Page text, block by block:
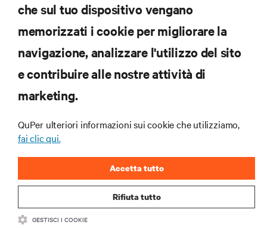
che sul tuo dispositivo vengano
memorizzati i cookie per migliorare la
navigazione, analizzare l'utilizzo del sito
e contribuire alle nostre attività di
marketing.
QuPer ulteriori informazioni sui cookie che utilizziamo,
fai clic qui.
Rifiuta tutto
Accetta tutto
GESTISCI I COOKIE